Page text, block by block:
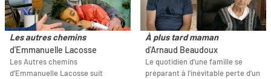
Les autres chemins
d'Emmanuelle Lacosse
Les Autres chemins
d’Emmanuelle Lacosse suit
À plus tard maman
d'Arnaud Beaudoux
Le quotidien d’une famille se
préparant à l'inévitable perte d’un